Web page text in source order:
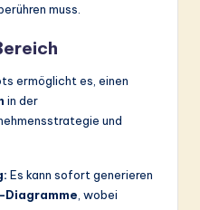
muss.
ermöglicht es, einen
in der
und
Es kann sofort generieren
Diagramme , wobei